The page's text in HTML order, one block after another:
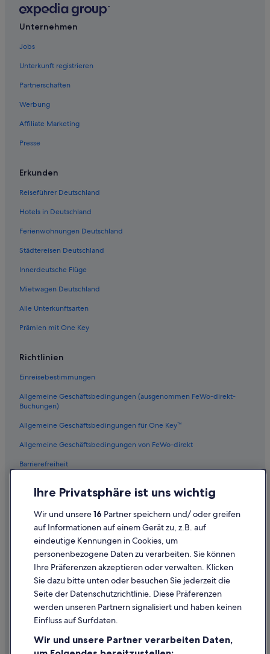
Hotels nahe Grapevine Historic Main Street District
Best Western Hotels in Grapevine
Las Colinas: Hotels
Fairmont Hotels in Grapevine
Hotels mit Wellnessbereich in Grapevine
Unternehmen
Jobs
Unterkunft registrieren
Partnerschaften
Werbung
Affiliate Marketing
Presse
Erkunden
Reiseführer Deutschland
Hotels in Deutschland
Ferienwohnungen Deutschland
Städtereisen Deutschland
Innerdeutsche Flüge
Mietwagen Deutschland
Alle Unterkunftsarten
Prämien mit One Key
Richtlinien
Einreisebestimmungen
Allgemeine Geschäftsbedingungen (ausgenommen FeWo-direkt-
Buchungen)
Allgemeine Geschäftsbedingungen für One Key™
Allgemeine Geschäftsbedingungen von FeWo-direkt
Barrierefreiheit
Inhaltsrichtlinien und Melden von Inhalten
Hilfe
Hilfe
Flug stornieren
Rückerstattungsdauer
Ihre Privatsphäre ist uns wichtig
Wir und unsere16 Partner speichern und/ oder greifen
auf Informationen auf einem Gerät zu, z.B. auf
eindeutige Kennungen in Cookies, um
personenbezogene Daten zu verarbeiten. Sie können
Ihre Präferenzen akzeptieren oder verwalten. Klicken
Sie dazu bitte unten oder besuchen Sie jederzeit die
Seite der Datenschutzrichtlinie. Diese Präferenzen
werden unseren Partnern signalisiert und haben keinen
Einfluss auf Surfdaten.
Wir und unsere Partner verarbeiten Daten,